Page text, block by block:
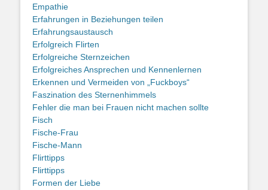
Empathie
Erfahrungen in Beziehungen teilen
Erfahrungsaustausch
Erfolgreich Flirten
Erfolgreiche Sternzeichen
Erfolgreiches Ansprechen und Kennenlernen
Erkennen und Vermeiden von „Fuckboys“
Faszination des Sternenhimmels
Fehler die man bei Frauen nicht machen sollte
Fisch
Fische-Frau
Fische-Mann
Flirttipps
Flirttipps
Formen der Liebe